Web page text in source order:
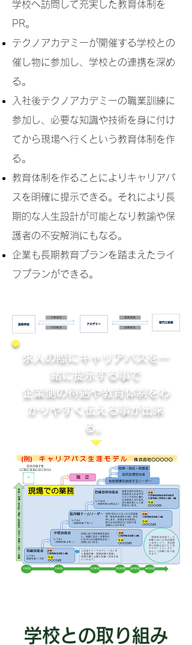
学校へ訪問して充実した教育体制を
PR。
テクノアカデミーが開催する学校との
催し物に参加し、学校との連携を深め
る。
入社後テクノアカデミーの職業訓練に
参加し、必要な知識や技術を身に付け
てから現場へ行くという教育体制を作
る。
教育体制を作ることによりキャリアパ
スを明確に提示できる。それにより長
期的な人生設計が可能となり教諭や保
護者の不安解消にもなる。
企業も長期教育プランを踏まえたライ
フプランができる。
求人の際にキャリアパスを一
緒に提示する事で
企業側の待遇や教育体制をわ
かりやすく伝える事が出来
る。
学校との取り組み